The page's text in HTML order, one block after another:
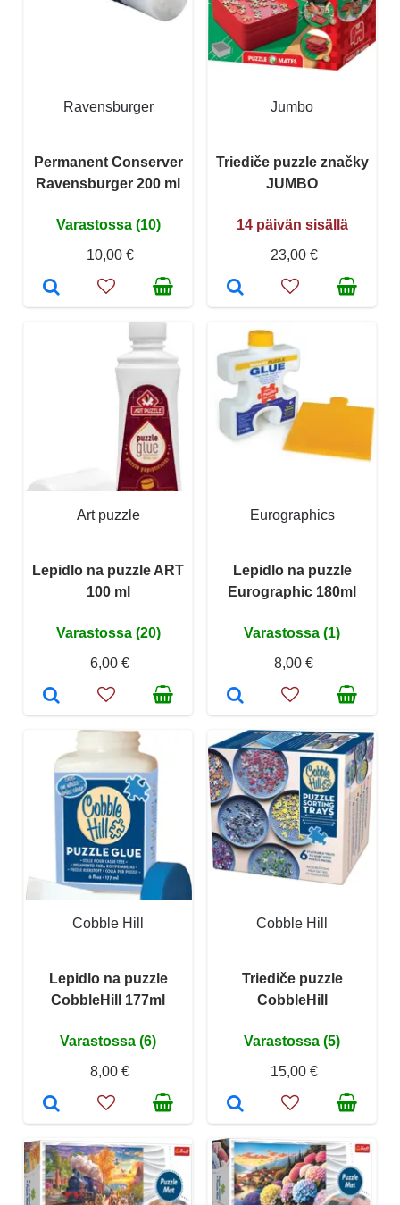
Ravensburger
Permanent Conserver
Ravensburger 200 ml
Varastossa (10)
10,00 €
Jumbo
Triediče puzzle značky
JUMBO
14 päivän sisällä
23,00 €
Art puzzle
Lepidlo na puzzle ART
100 ml
Varastossa (20)
6,00 €
Eurographics
Lepidlo na puzzle
Eurographic 180ml
Varastossa (1)
8,00 €
Cobble Hill
Lepidlo na puzzle
CobbleHill 177ml
Varastossa (6)
8,00 €
Cobble Hill
Triediče puzzle
CobbleHill
Varastossa (5)
15,00 €